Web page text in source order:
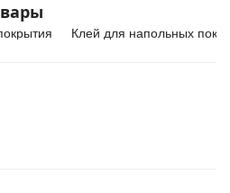
Клей для напольных